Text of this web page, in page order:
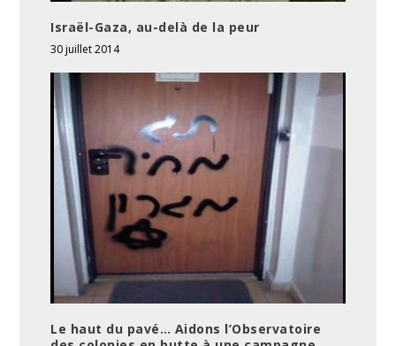
Israël-Gaza, au-delà de la peur
30 juillet 2014
Le haut du pavé… Aidons l’Observatoire